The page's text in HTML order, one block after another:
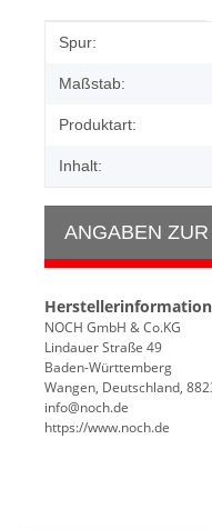
Produkteigenschaft
Wert
Spur:
Maßstab:
Produktart:
Inhalt:
ANGABEN
NOCH GmbH & Co.KG
Lindauer Straße 49
Baden-Württemberg
Wangen, Deutschland,
info@noch.de
https://www.noch.de